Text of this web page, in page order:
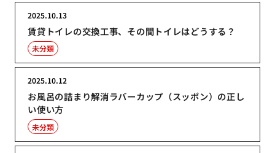
賃貸トイレの交換工事、その間トイレはどうする？
2025.10.13
未分類
お風呂の詰まり解消ラバーカップ（スッポン）の正し
い使い方
2025.10.12
未分類